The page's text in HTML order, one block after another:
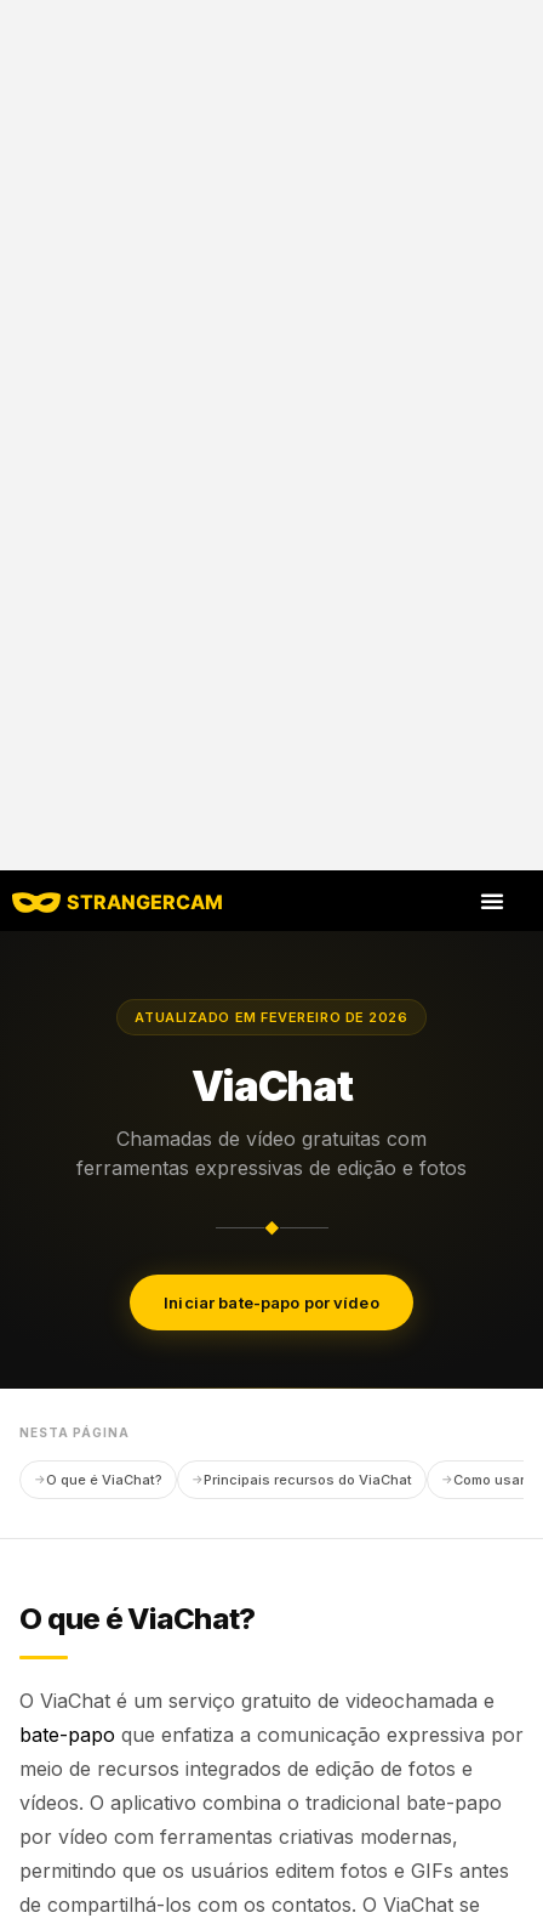
STRANGERCAM
ATUALIZADO EM FEVEREIRO DE 2026
ViaChat
Chamadas de vídeo gratuitas com
ferramentas expressivas de edição e fotos
◆
Iniciar bate-papo por vídeo
NESTA PÁGINA
O que é ViaChat? Principais recursos do ViaChat Como usar o
O que é ViaChat?
O ViaChat é um serviço gratuito de videochamada e
bate-papo que enfatiza a comunicação expressiva por
meio de recursos integrados de edição de fotos e
vídeos. O aplicativo combina o tradicional bate-papo
por vídeo com ferramentas criativas modernas,
permitindo que os usuários editem fotos e GIFs antes
de compartilhá-los com os contatos. O ViaChat se